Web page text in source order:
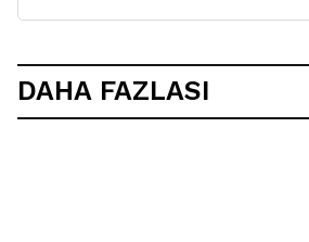
DAHA FAZLASI